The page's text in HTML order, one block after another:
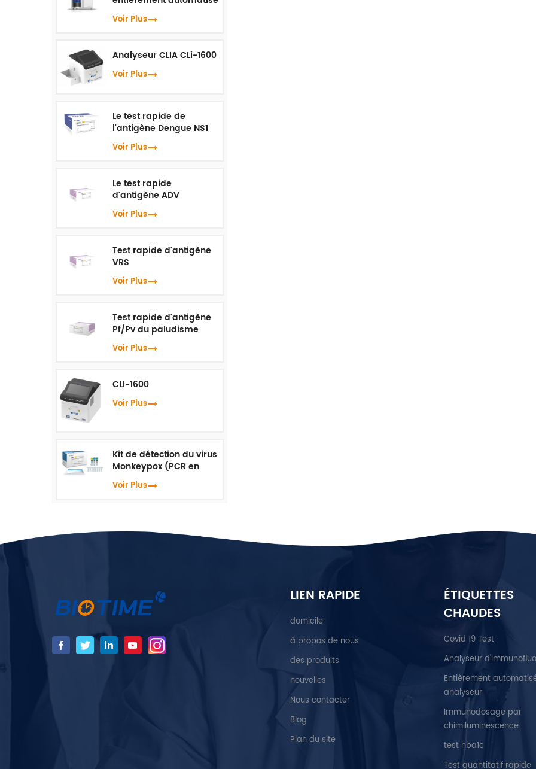
HLC-100
Voir Plus
Analyseur CLIA CLi-1600
Voir Plus
Le test rapide de
l'antigène Dengue NS1
Voir Plus
Le test rapide
d'antigène ADV
Voir Plus
Test rapide d'antigène
VRS
Voir Plus
Test rapide d'antigène
Pf/Pv du paludisme
Voir Plus
CLI-1600
Voir Plus
Kit de détection du virus
Monkeypox (PCR en
temps réel)
Voir Plus
LIEN RAPIDE
domicile
à propos de nous
des produits
nouvelles
Nous contacter
Blog
Plan du site
ÉTIQUETTES
CHAUDES
Covid 19 Test
Analyseur
Entièrement
analyseur
Immunodosage par
chimiluminescence
test hba1c
Test quantitatif rapide